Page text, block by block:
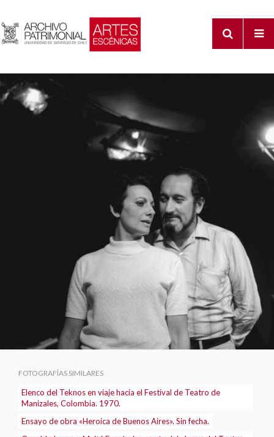
FOTOGRAFÍAS SIMILARES
Elenco del Teknos en viaje hacia el Festival de Teatro de
Manizales, Colombia. 1970.
Ensayo de obra «Heroica de Buenos Aires». Sin fecha.